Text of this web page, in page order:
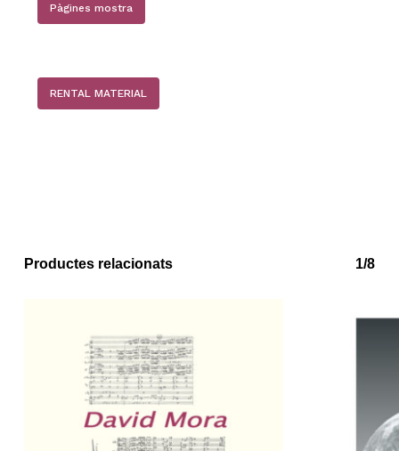
Pàgines mostra
RENTAL MATERIAL
Productes relacionats 1/8